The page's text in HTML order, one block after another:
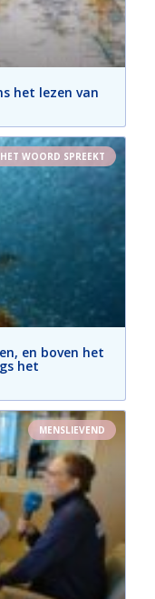
het lezen van
HET WOORD SPREEKT
en boven het
het
MENSLIEVEND